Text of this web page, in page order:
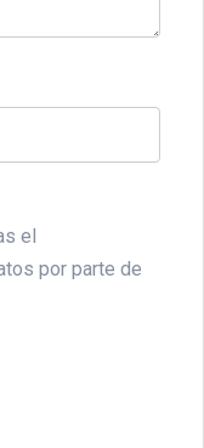
el
por parte de